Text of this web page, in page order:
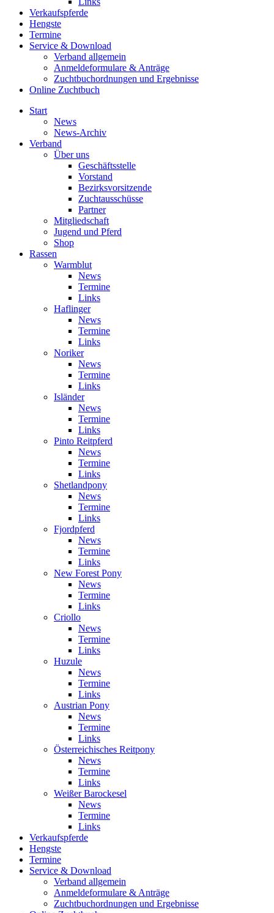
Verkaufspferde
Hengste
Termine
Service & Download
Verband allgemein
Anmeldeformulare & Anträge
Zuchtbuchordnungen und Ergebnisse
Online Zuchtbuch
Start
News
News-Archiv
Verband
Über uns
Geschäftsstelle
Vorstand
Bezirksvorsitzende
Zuchtausschüsse
Partner
Mitgliedschaft
Jugend und Pferd
Shop
Rassen
Warmblut
News
Termine
Links
Haflinger
News
Termine
Links
Noriker
News
Termine
Links
Isländer
News
Termine
Links
Pinto Reitpferd
News
Termine
Links
Shetlandpony
News
Termine
Links
Fjordpferd
News
Termine
Links
New Forest Pony
News
Termine
Links
Criollo
News
Termine
Links
Huzule
News
Termine
Links
Austrian Pony
News
Termine
Links
Österreichisches Reitpony
News
Termine
Links
Weißer Barockesel
News
Termine
Links
Verkaufspferde
Hengste
Termine
Service & Download
Verband allgemein
Anmeldeformulare & Anträge
Zuchtbuchordnungen und Ergebnisse